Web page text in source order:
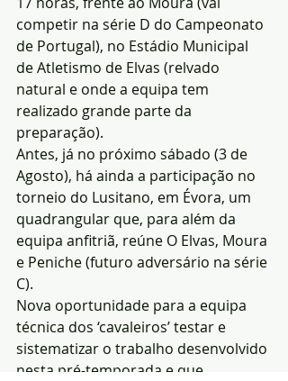
competir na série D do Campeonato
de Portugal), no Estádio Municipal
de Atletismo de Elvas (relvado
natural e onde a equipa tem
realizado grande parte da
preparação).
Antes, já no próximo sábado (3 de
Agosto), há ainda a participação no
torneio do Lusitano, em Évora, um
quadrangular que, para além da
equipa anfitriã, reúne O Elvas, Moura
e Peniche (futuro adversário na série
C).
Nova oportunidade para a equipa
técnica dos ‘cavaleiros’ testar e
sistematizar o trabalho desenvolvido
nesta pré-temporada e que